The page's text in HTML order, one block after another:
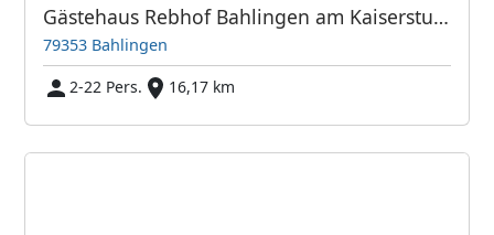
Gästehaus Rebhof Bahlingen am Kaiserstuhl
79353 Bahlingen
2-22 Pers.
16,17 km